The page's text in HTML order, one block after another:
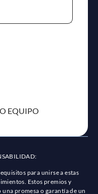
para unirse a estas
Estos premios y
promesa o garantía de un